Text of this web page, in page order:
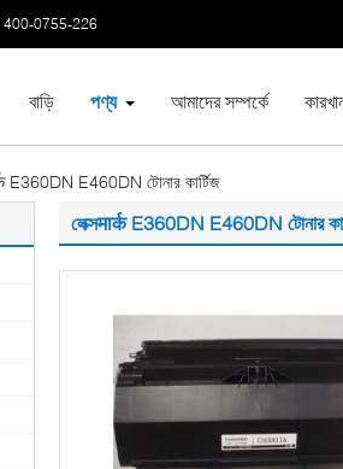
400-0755-226
বাড়ি পণ্য আমাদের সম্পর্কে
E360DN E460DN টোনার কার্টিজ
লেক্সमार्क E360DN E460DN টোনার